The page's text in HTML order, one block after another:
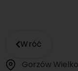
Wróć
Gorzów